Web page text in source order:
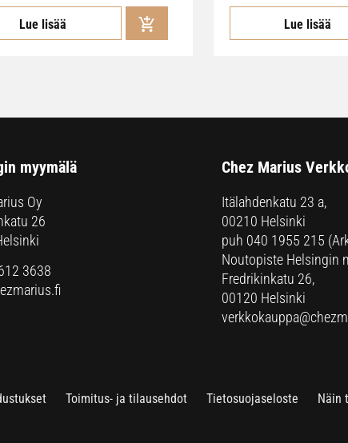
Lue lisää Lue lisää
myymälä
Oy
26
3638
Chez Marius
Itälahdenkatu 23 a,
00210 Helsinki
puh 040 1955 215
Noutopiste Helsingin
Fredrikinkatu 26,
00120 Helsinki
Toimitus- ja tilausehdot Tietosuojaseloste Näin